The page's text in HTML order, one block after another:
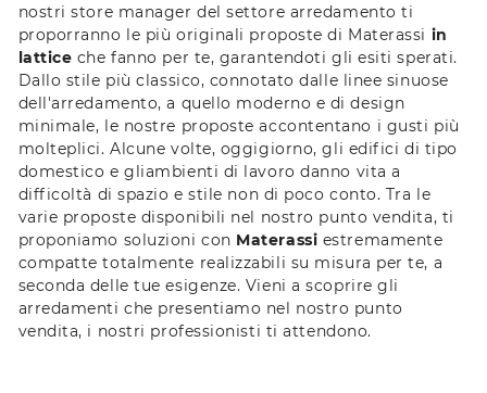
nostri store manager del settore arredamento ti
proporranno le più originali proposte di Materassi in
lattice che fanno per te, garantendoti gli esiti sperati.
Dallo stile più classico, connotato dalle linee sinuose
dell'arredamento, a quello moderno e di design
minimale, le nostre proposte accontentano i gusti più
molteplici. Alcune volte, oggigiorno, gli edifici di tipo
domestico e gliambienti di lavoro danno vita a
difficoltà di spazio e stile non di poco conto. Tra le
varie proposte disponibili nel nostro punto vendita, ti
proponiamo soluzioni con Materassi estremamente
compatte totalmente realizzabili su misura per te, a
seconda delle tue esigenze. Vieni a scoprire gli
arredamenti che presentiamo nel nostro punto
vendita, i nostri professionisti ti attendono.